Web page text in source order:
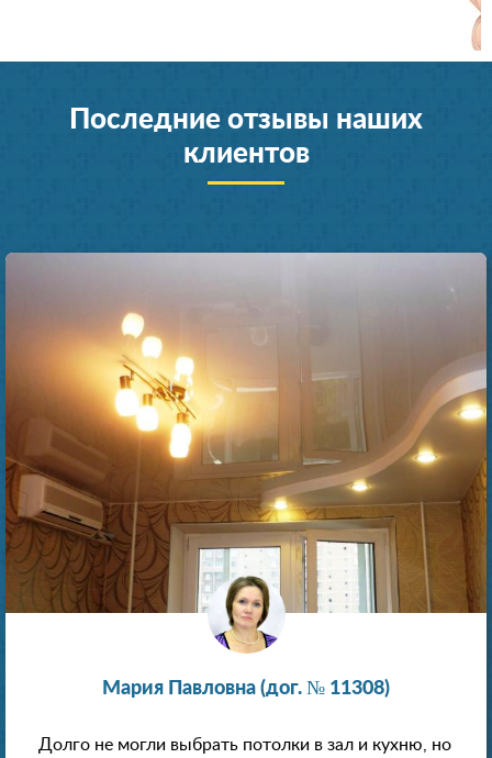
Последние отзывы наших
клиентов
Мария Павловна (дог. № 11308)
Долго не могли выбрать потолки в зал и кухню, но